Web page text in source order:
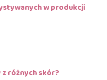
w produkcji
różnych skór?